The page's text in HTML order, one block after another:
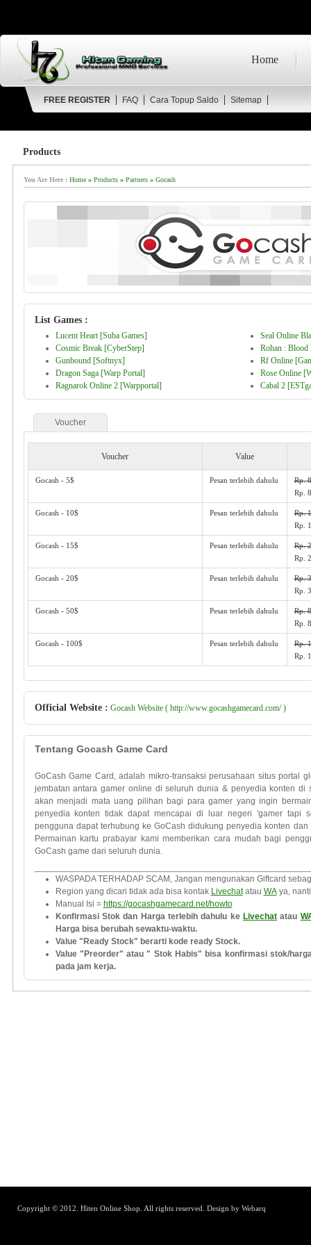
Home
FREE REGISTER FAQ Cara Topup Saldo Sitemap
Products
You Are Here : Home» Products» Partners» Gocash
List Games :
Lucent Heart [Suba Games]
Seal Online
Cosmic Break [CyberStep]
Rohan :
Gunbound [Softnyx]
Rf Online
Dragon Saga [Warp Portal]
Rose Online
Ragnarok Online 2 [Warpportal]
Cabal 2
Voucher
Voucher Value
Gocash - 5$ Pesan terlebih dahulu
Rp.
Rp.
Gocash - 10$ Pesan terlebih dahulu
Rp.
Rp.
Gocash - 15$ Pesan terlebih dahulu
Rp.
Rp.
Gocash - 20$ Pesan terlebih dahulu
Rp.
Rp.
Gocash - 50$ Pesan terlebih dahulu
Rp.
Rp.
Gocash - 100$ Pesan terlebih dahulu
Rp.
Rp.
Official Website : Gocash Website ( http://www.gocashgamecard.com/ )
Tentang Gocash Game Card
GoCash Game Card, adalah mikro-transaksi perusahaan situs portal
jembatan antara gamer online di seluruh dunia & penyedia konten di
akan menjadi mata uang pilihan bagi para gamer yang ingin
penyedia konten tidak dapat mencapai di luar negeri 'gamer tapi
pengguna dapat terhubung ke GoCash didukung penyedia konten
Permainan kartu prabayar kami memberikan cara mudah bagi
GoCash game dari seluruh dunia.
WASPADA TERHADAP SCAM, Jangan mengunakan Giftcard
Region yang dicari tidak ada bisa kontak Livechatatau WAya,
Manual Isi = https://gocashgamecard.net/howto
Konfirmasi Stok dan Harga terlebih dahulu ke Livechat atau
Harga bisa berubah sewaktu-waktu.
Value "Ready Stock" berarti kode ready Stock.
Value "Preorder" atau " Stok Habis" bisa konfirmasi stok/
pada jam kerja.
Copyright © 2012. Hiten Online Shop. All rights reserved. Design by Webarq